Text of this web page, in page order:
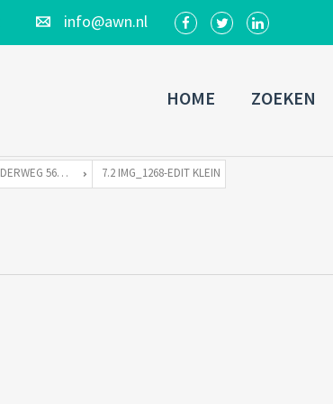
info@awn.nl
HOME ZOEKEN
LANGE MUIDERWEG 569-S TE 1382 LD WEESP 7.2 IMG_1268-EDIT KLEIN